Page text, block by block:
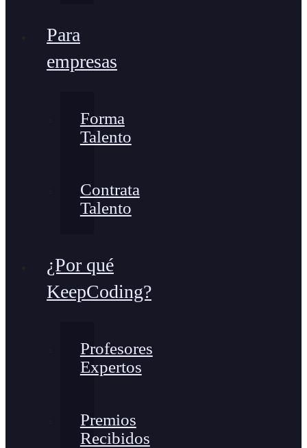
Para
empresas
Forma
Talento
Contrata
Talento
¿Por qué
KeepCoding?
Profesores
Expertos
Premios
Recibidos